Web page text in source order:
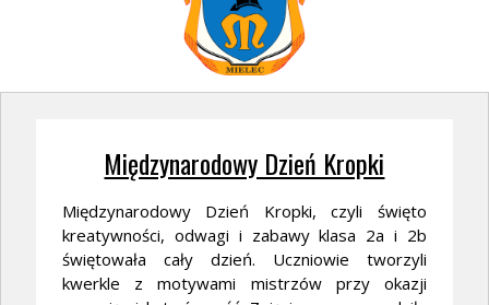
Międzynarodowy Dzień Kropki
Międzynarodowy Dzień Kropki, czyli święto
kreatywności, odwagi i zabawy klasa 2a i 2b
świętowała cały dzień. Uczniowie tworzyli
kwerkle z motywami mistrzów przy okazji